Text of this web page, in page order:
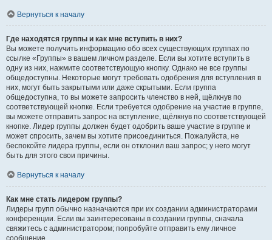
Вернуться к началу
Где находятся группы и как мне вступить в них?
Вы можете получить информацию обо всех существующих группах по
ссылке «Группы» в вашем личном разделе. Если вы хотите вступить в
одну из них, нажмите соответствующую кнопку. Однако не все группы
общедоступны. Некоторые могут требовать одобрения для вступления в
них, могут быть закрытыми или даже скрытыми. Если группа
общедоступна, то вы можете запросить членство в ней, щёлкнув по
соответствующей кнопке. Если требуется одобрение на участие в группе,
вы можете отправить запрос на вступление, щёлкнув по соответствующей
кнопке. Лидер группы должен будет одобрить ваше участие в группе и
может спросить, зачем вы хотите присоединиться. Пожалуйста, не
беспокойте лидера группы, если он отклонил ваш запрос; у него могут
быть для этого свои причины.
Вернуться к началу
Как мне стать лидером группы?
Лидеры групп обычно назначаются при их создании администраторами
конференции. Если вы заинтересованы в создании группы, сначала
свяжитесь с администратором; попробуйте отправить ему личное
сообщение.